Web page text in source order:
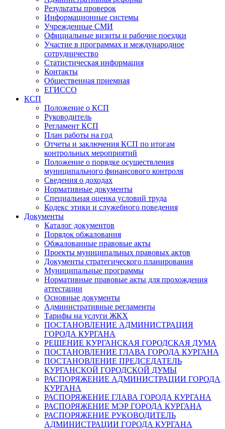
Результаты проверок
Информационные системы
Учрежденные СМИ
Официальные визиты и рабочие поездки
Участие в программах и международное
сотрудничество
Статистическая информация
Контакты
Общественная приемная
ЕГИССО
КСП
Положение о КСП
Руководитель
Регламент КСП
План работы на год
Отчеты и заключения КСП по итогам
контрольных мероприятий
Положение о порядке осуществления
муниципального финансового контроля
Сведения о доходах
Нормативные документы
Специальная оценка условий труда
Кодекс этики и служебного поведения
Документы
Каталог документов
Порядок обжалования
Обжалованные правовые акты
Проекты муниципальных правовых актов
Документы стратегического планирования
Муниципальные программы
Нормативные правовые акты для прохождения
аттестации
Основные документы
Административные регламенты
Тарифы на услуги ЖКХ
ПОСТАНОВЛЕНИЕ АДМИНИСТРАЦИЯ
ГОРОДА КУРГАНА
РЕШЕНИЕ КУРГАНСКАЯ ГОРОДСКАЯ ДУМА
ПОСТАНОВЛЕНИЕ ГЛАВА ГОРОДА КУРГАНА
ПОСТАНОВЛЕНИЕ ПРЕДСЕДАТЕЛЬ
КУРГАНСКОЙ ГОРОДСКОЙ ДУМЫ
РАСПОРЯЖЕНИЕ АДМИНИСТРАЦИИ ГОРОДА
КУРГАНА
РАСПОРЯЖЕНИЕ ГЛАВА ГОРОДА КУРГАНА
РАСПОРЯЖЕНИЕ МЭР ГОРОДА КУРГАНА
РАСПОРЯЖЕНИЕ РУКОВОДИТЕЛЬ
АДМИНИСТРАЦИИ ГОРОДА КУРГАНА